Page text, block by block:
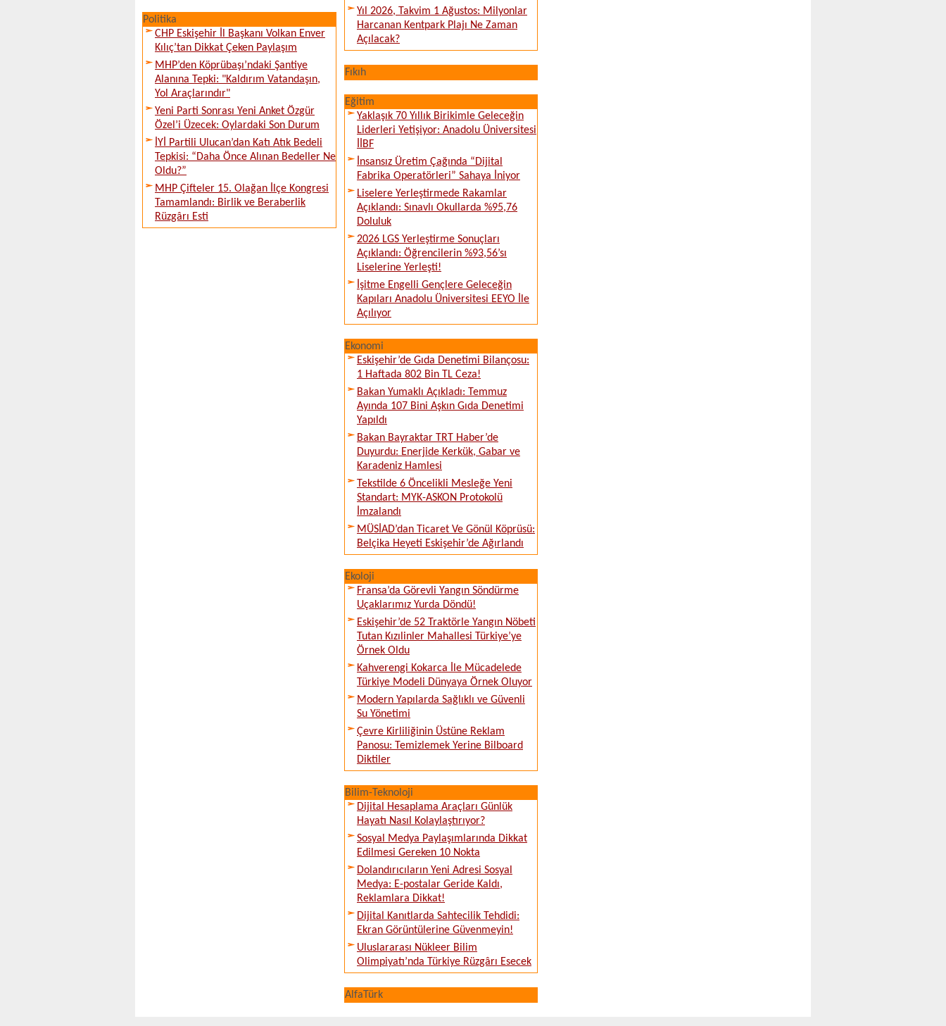
Politika
CHP Eskişehir İl Başkanı Volkan Enver
Kılıç’tan Dikkat Çeken Paylaşım
MHP’den Köprübaşı’ndaki Şantiye
Alanına Tepki: "Kaldırım Vatandaşın,
Yol Araçlarındır"
Yeni Parti Sonrası Yeni Anket Özgür
Özel’i Üzecek: Oylardaki Son Durum
İYİ Partili Ulucan’dan Katı Atık Bedeli
Tepkisi: “Daha Önce Alınan Bedeller Ne
Oldu?”
MHP Çifteler 15. Olağan İlçe Kongresi
Tamamlandı: Birlik ve Beraberlik
Rüzgârı Esti
Yıl 2026, Takvim 1 Ağustos: Milyonlar
Harcanan Kentpark Plajı Ne Zaman
Açılacak?
Fıkıh
Eğitim
Yaklaşık 70 Yıllık Birikimle Geleceğin
Liderleri Yetişiyor: Anadolu Üniversitesi
İİBF
İnsansız Üretim Çağında “Dijital
Fabrika Operatörleri” Sahaya İniyor
Liselere Yerleştirmede Rakamlar
Açıklandı: Sınavlı Okullarda %95,76
Doluluk
2026 LGS Yerleştirme Sonuçları
Açıklandı: Öğrencilerin %93,56’sı
Liselerine Yerleşti!
İşitme Engelli Gençlere Geleceğin
Kapıları Anadolu Üniversitesi EEYO İle
Açılıyor
Ekonomi
Eskişehir’de Gıda Denetimi Bilançosu:
1 Haftada 802 Bin TL Ceza!
Bakan Yumaklı Açıkladı: Temmuz
Ayında 107 Bini Aşkın Gıda Denetimi
Yapıldı
Bakan Bayraktar TRT Haber’de
Duyurdu: Enerjide Kerkük, Gabar ve
Karadeniz Hamlesi
Tekstilde 6 Öncelikli Mesleğe Yeni
Standart: MYK-ASKON Protokolü
İmzalandı
MÜSİAD’dan Ticaret Ve Gönül Köprüsü:
Belçika Heyeti Eskişehir’de Ağırlandı
Ekoloji
Fransa’da Görevli Yangın Söndürme
Uçaklarımız Yurda Döndü!
Eskişehir’de 52 Traktörle Yangın Nöbeti
Tutan Kızılinler Mahallesi Türkiye’ye
Örnek Oldu
Kahverengi Kokarca İle Mücadelede
Türkiye Modeli Dünyaya Örnek Oluyor
Modern Yapılarda Sağlıklı ve Güvenli
Su Yönetimi
Çevre Kirliliğinin Üstüne Reklam
Panosu: Temizlemek Yerine Bilboard
Diktiler
Bilim-Teknoloji
Dijital Hesaplama Araçları Günlük
Hayatı Nasıl Kolaylaştırıyor?
Sosyal Medya Paylaşımlarında Dikkat
Edilmesi Gereken 10 Nokta
Dolandırıcıların Yeni Adresi Sosyal
Medya: E-postalar Geride Kaldı,
Reklamlara Dikkat!
Dijital Kanıtlarda Sahtecilik Tehdidi:
Ekran Görüntülerine Güvenmeyin!
Uluslararası Nükleer Bilim
Olimpiyatı’nda Türkiye Rüzgârı Esecek
AlfaTürk